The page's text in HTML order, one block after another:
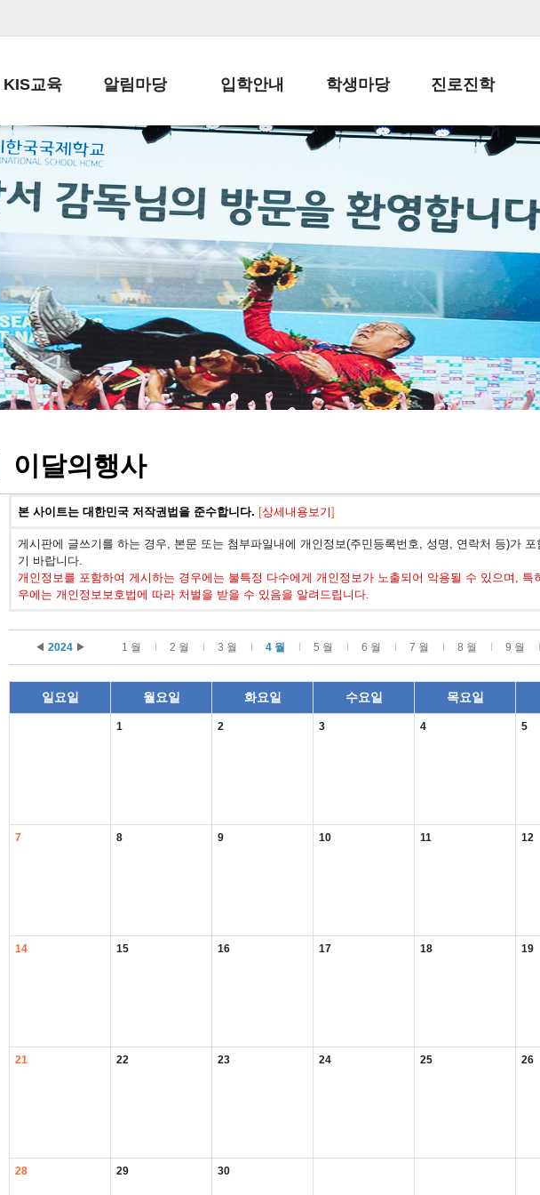
KIS교육
교육목표
학사일정
일과시간표
성과평가자료
알림마당
공지사항
납부금 안내
스쿨버스 운행 안내
급식안내
서식자료실
학부모방
정기고사 기출문제
입학안내
전-편입 서류양식
입학금/수업료
교복구입안내
학생마당
학생생활규정
학교신문
자율진로동아리
유초등 소식지
진로진학
공지사항 및 입시자료
드림레터
이달의행사
본 사이트는 대한민국 저작권법을 준수합니다. [상세내용보기]
게시판에 글쓰기를 하는 경우, 본문 또는 첨부파일내에 개인정보(주민등록번호, 성명, 연락처 등)가
기 바랍니다.
개인정보를 포함하여 게시하는 경우에는 불특정 다수에게 개인정보가 노출되어 악용될 수 있으며, 특
우에는 개인정보보호법에 따라 처벌을 받을 수 있음을 알려드립니다.
◀ 2024 ▶ 1 월 2 월 3 월 4 월 5 월 6 월 7 월 8 월 9 월
일요일 월요일 화요일 수요일 목요일
1 2 3 4 5
7 8 9 10 11 12
14 15 16 17 18 19
21 22 23 24 25 26
28 29 30